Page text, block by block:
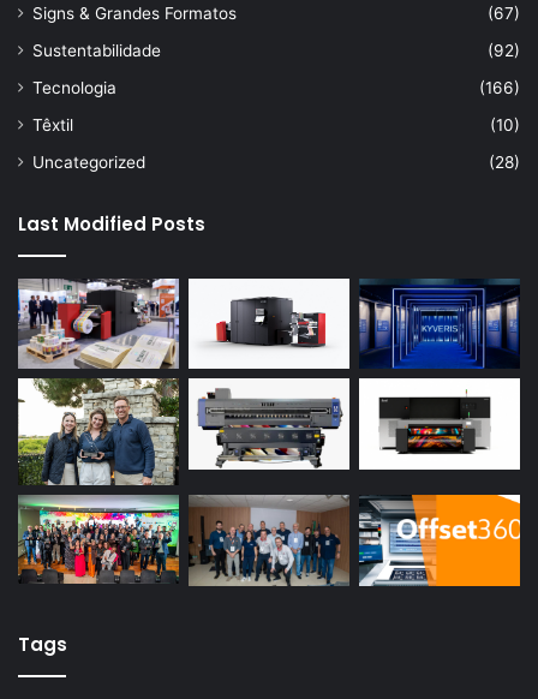
Signs & Grandes Formatos
(67)
Sustentabilidade
(92)
Tecnologia
(166)
Têxtil
(10)
Uncategorized
(28)
Last Modified Posts
Tags